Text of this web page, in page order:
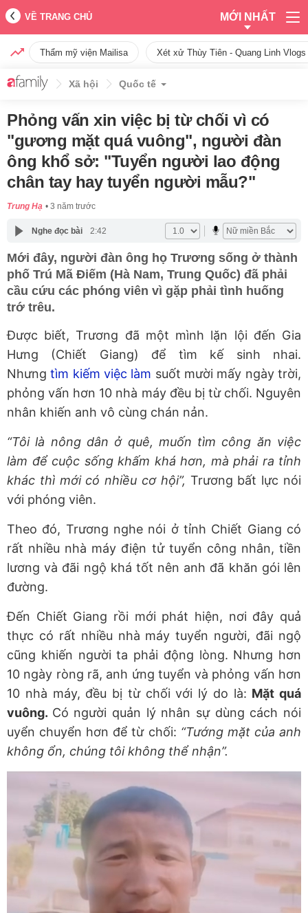
VỀ TRANG CHỦ MỚI NHẤT
Thẩm mỹ viện Mailisa Xét xử Thùy Tiên - Quang Linh
Xã hội Quốc tế
Phỏng vấn xin việc bị từ chối vì có
"gương mặt quá vuông", người đàn
ông khổ sở: "Tuyển người lao động
chân tay hay tuyển người mẫu?"
Trung Hạ 3 năm trước
Nghe đọc bài 2:42
Mới đây, người đàn ông họ Trương sống ở thành
phố Trú Mã Điếm (Hà Nam, Trung Quốc) đã phải
cầu cứu các phóng viên vì gặp phải tình huống
trớ trêu.
Được biết, Trương đã một mình lặn lội đến Gia
Hưng (Chiết Giang) để tìm kế sinh nhai.
Nhưngtìm kiếm việc làm suốt mười mấy ngày trời,
phỏng vấn hơn 10 nhà máy đều bị từ chối. Nguyên
nhân khiến anh vô cùng chán nản.
“Tôi là nông dân ở quê, muốn tìm công ăn việc
làm để cuộc sống khấm khá hơn, mà phải ra tỉnh
khác thì mới có nhiều cơ hội”, Trương bất lực nói
với phóng viên.
Theo đó, Trương nghe nói ở tỉnh Chiết Giang có
rất nhiều nhà máy điện tử tuyển công nhân, tiền
lương và đãi ngộ khá tốt nên anh đã khăn gói lên
đường.
Đến Chiết Giang rồi mới phát hiện, nơi đây quả
thực có rất nhiều nhà máy tuyển người, đãi ngộ
cũng khiến người ta phải động lòng. Nhưng hơn
10 ngày ròng rã, anh ứng tuyển và phỏng vấn hơn
10 nhà máy, đều bị từ chối với lý do là: Mặt quá
vuông. Có người quản lý nhân sự dùng cách nói
uyển chuyển hơn để từ chối: “Tướng mặt của anh
không ổn, chúng tôi không thể nhận”.